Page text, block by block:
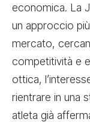
economica. La
un approccio
mercato,
competitività e
ottica,
rientrare in una
atleta già